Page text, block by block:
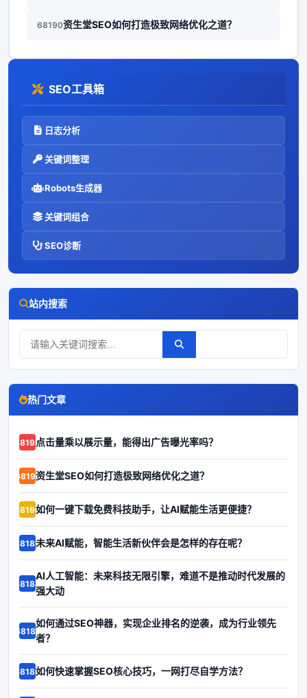
68190资生堂SEO如何打造极致网络优化之道？
SEO工具箱
日志分析
关键词整理
Robots生成器
关键词组合
SEO诊断
站内搜索
热门文章
68192点击量乘以展示量，能得出广告曝光率吗？
68191资生堂SEO如何打造极致网络优化之道？
68190如何一键下载免费科技助手，让AI赋能生活更便捷？
68189未来AI赋能，智能生活新伙伴会是怎样的存在呢？
68188
AI人工智能：未来科技无限引擎，难道不是推动时代发展的
强大动
68187
如何通过SEO神器，实现企业排名的逆袭，成为行业领先
者？
68186如何快速掌握SEO核心技巧，一网打尽自学方法？